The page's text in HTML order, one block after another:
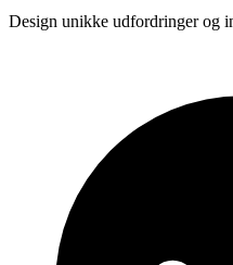
Design unikke udfordringer og